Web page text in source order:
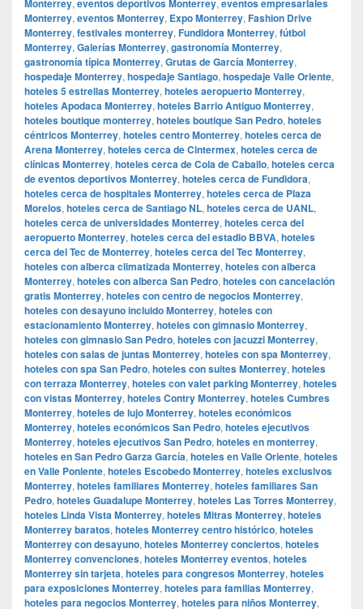
Monterrey, eventos deportivos Monterrey, eventos empresariales
Monterrey, eventos Monterrey, Expo Monterrey, Fashion Drive
Monterrey, festivales monterrey, Fundidora Monterrey, fútbol
Monterrey, Galerías Monterrey, gastronomía Monterrey,
gastronomía típica Monterrey, Grutas de García Monterrey,
hospedaje Monterrey, hospedaje Santiago, hospedaje Valle Oriente,
hoteles 5 estrellas Monterrey, hoteles aeropuerto Monterrey,
hoteles Apodaca Monterrey, hoteles Barrio Antiguo Monterrey,
hoteles boutique monterrey, hoteles boutique San Pedro, hoteles
céntricos Monterrey, hoteles centro Monterrey, hoteles cerca de
Arena Monterrey, hoteles cerca de Cintermex, hoteles cerca de
clínicas Monterrey, hoteles cerca de Cola de Caballo, hoteles cerca
de eventos deportivos Monterrey, hoteles cerca de Fundidora,
hoteles cerca de hospitales Monterrey, hoteles cerca de Plaza
Morelos, hoteles cerca de Santiago NL, hoteles cerca de UANL,
hoteles cerca de universidades Monterrey, hoteles cerca del
aeropuerto Monterrey, hoteles cerca del estadio BBVA, hoteles
cerca del Tec de Monterrey, hoteles cerca del Tec Monterrey,
hoteles con alberca climatizada Monterrey, hoteles con alberca
Monterrey, hoteles con alberca San Pedro, hoteles con cancelación
gratis Monterrey, hoteles con centro de negocios Monterrey,
hoteles con desayuno incluido Monterrey, hoteles con
estacionamiento Monterrey, hoteles con gimnasio Monterrey,
hoteles con gimnasio San Pedro, hoteles con jacuzzi Monterrey,
hoteles con salas de juntas Monterrey, hoteles con spa Monterrey,
hoteles con spa San Pedro, hoteles con suites Monterrey, hoteles
con terraza Monterrey, hoteles con valet parking Monterrey, hoteles
con vistas Monterrey, hoteles Contry Monterrey, hoteles Cumbres
Monterrey, hoteles de lujo Monterrey, hoteles económicos
Monterrey, hoteles económicos San Pedro, hoteles ejecutivos
Monterrey, hoteles ejecutivos San Pedro, hoteles en monterrey,
hoteles en San Pedro Garza García, hoteles en Valle Oriente, hoteles
en Valle Poniente, hoteles Escobedo Monterrey, hoteles exclusivos
Monterrey, hoteles familiares Monterrey, hoteles familiares San
Pedro, hoteles Guadalupe Monterrey, hoteles Las Torres Monterrey,
hoteles Linda Vista Monterrey, hoteles Mitras Monterrey, hoteles
Monterrey baratos, hoteles Monterrey centro histórico, hoteles
Monterrey con desayuno, hoteles Monterrey conciertos, hoteles
Monterrey convenciones, hoteles Monterrey eventos, hoteles
Monterrey sin tarjeta, hoteles para congresos Monterrey, hoteles
para exposiciones Monterrey, hoteles para familias Monterrey,
hoteles para negocios Monterrey, hoteles para niños Monterrey,